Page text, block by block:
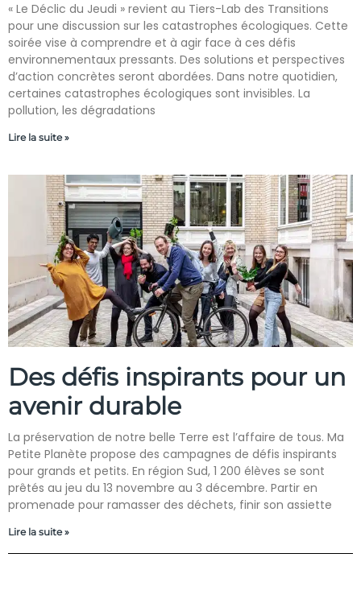
« Le Déclic du Jeudi » revient au Tiers-Lab des Transitions
pour une discussion sur les catastrophes écologiques. Cette
soirée vise à comprendre et à agir face à ces défis
environnementaux pressants. Des solutions et perspectives
d’action concrètes seront abordées. Dans notre quotidien,
certaines catastrophes écologiques sont invisibles. La
pollution, les dégradations
Lire la suite »
Des défis inspirants pour un
avenir durable
La préservation de notre belle Terre est l’affaire de tous. Ma
Petite Planète propose des campagnes de défis inspirants
pour grands et petits. En région Sud, 1 200 élèves se sont
prêtés au jeu du 13 novembre au 3 décembre. Partir en
promenade pour ramasser des déchets, finir son assiette
Lire la suite »